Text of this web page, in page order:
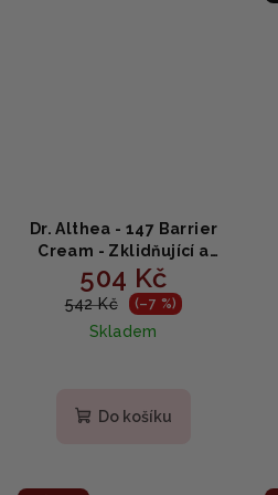
Dr. Althea - 147 Barrier
Cream - Zklidňující a
hydratační pleťový krém
50ml
504 Kč
542 Kč (–7 %)
Skladem
Do košíku